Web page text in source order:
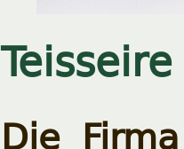
Teisseire
Die